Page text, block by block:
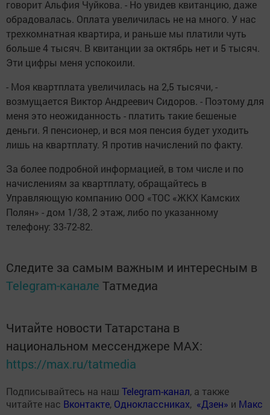
говорит Альфия Чуйкова. - Но увидев квитанцию, даже
обрадовалась. Оплата увеличилась не на много. У нас
трехкомнатная квартира, и раньше мы платили чуть
больше 4 тысяч. В квитанции за октябрь нет и 5 тысяч.
Эти цифры меня успокоили.
- Моя квартплата увеличилась на 2,5 тысячи, -
возмущается Виктор Андреевич Сидоров. - Поэтому для
меня это неожиданность - платить такие бешеные
деньги. Я пенсионер, и вся моя пенсия будет уходить
лишь на квартплату. Я против начислений по факту.
За более подробной информацией, в том числе и по
начислениям за квартплату, обращайтесь в
Управляющую компанию ООО «ТОС «ЖКХ Камских
Полян» - дом 1/38, 2 этаж, либо по указанному
телефону: 33-72-82.
Следите за самым важным и интересным в
Telegram-канале Татмедиа
Читайте новости Татарстана в
национальном мессенджере MАХ:
https://max.ru/tatmedia
Подписывайтесь на наш Telegram-канал, а также
читайте нас Вконтакте, Одноклассниках, «Дзен» и Макс